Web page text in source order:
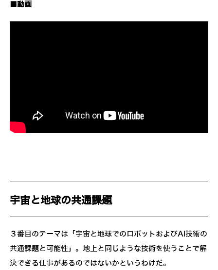
■動画
宇宙と地球の共通課題
３番目のテーマは「宇宙と地球でのロボットおよびAI技術の
共通課題と可能性」。地上と同じような技術を使うことで解
決できる仕事があるのではないかというわけだ。